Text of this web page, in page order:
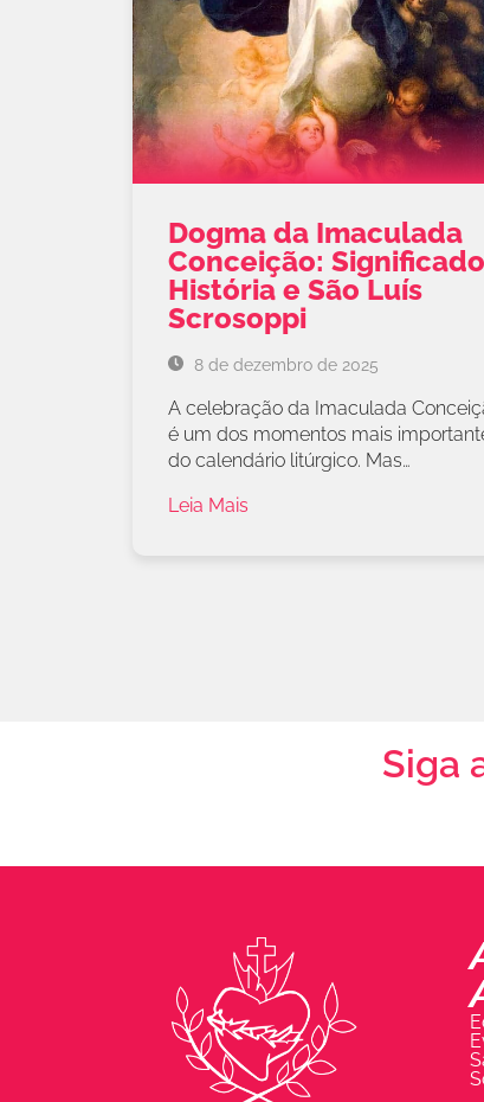
Dogma da Imaculada
Conceição:
História e São Luís
Scrosoppi
8 de dezembro de 2025
A celebração da Imaculada
é um dos momentos mais
do calendário litúrgico. Mas…
Leia Mais
Siga